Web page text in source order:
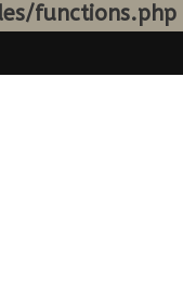
functions.php